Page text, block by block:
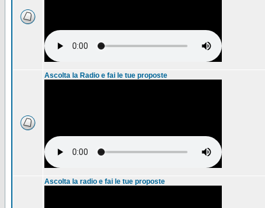
Ascolta la Radio e fai le tue proposte
Ascolta la radio e fai le tue proposte